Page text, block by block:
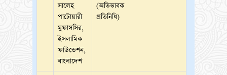
সালেহ
পাটোয়ারী
মুফাসসির,
ইসলামিক
ফাউন্ডেশন,
বাংলাদেশ
(অভিভাবক
প্রতিনিধি)